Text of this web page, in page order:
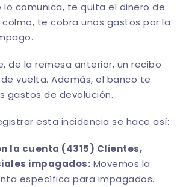
comunica, te quita el dinero de
te cobra unos gastos por la
de la remesa anterior, un recibo
vuelta. Además, el banco te
gastos de devolución.
esta incidencia se hace así:
la cuenta (4315) Clientes,
impagados: Movemos la
específica para impagados.